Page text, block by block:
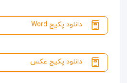
دانلود پکیج Word
دانلود پکیج عکس